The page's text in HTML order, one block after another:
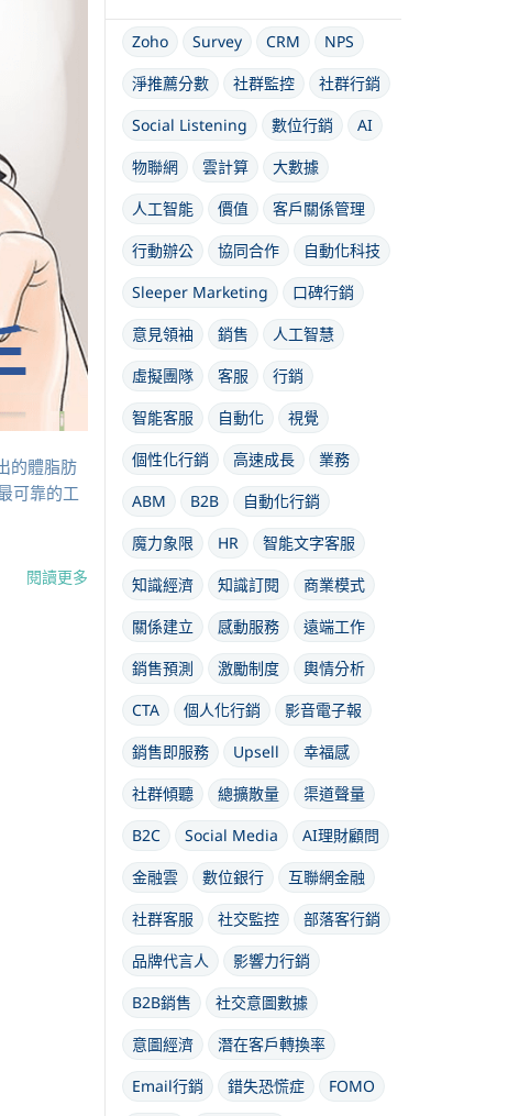
的體脂肪
可靠的工
閱讀更多
Zoho Survey CRM
NPS
淨推薦分數
社群監控
社群行銷
Social Listening
數位行銷
AI
物聯網
雲計算
大數據
人工智能
價值
客戶關係管理
行動辦公
協同合作
自動化科技
Sleeper Marketing
口碑行銷
意見領袖
銷售
人工智慧
虛擬團隊
客服
行銷
智能客服
自動化
視覺
個性化行銷
高速成長
業務
ABM
B2B
自動化行銷
魔力象限
HR
智能文字客服
知識經濟
知識訂閱
商業模式
關係建立
感動服務
遠端工作
銷售預測
激勵制度
輿情分析
CTA
個人化行銷
影音電子報
銷售即服務
Upsell
幸福感
社群傾聽
總擴散量
渠道聲量
B2C
Social Media
AI理財顧問
金融雲
數位銀行
互聯網金融
社群客服
社交監控
部落客行銷
品牌代言人
影響力行銷
B2B銷售
社交意圖數據
意圖經濟
潛在客戶轉換率
Email行銷
錯失恐慌症
FOMO